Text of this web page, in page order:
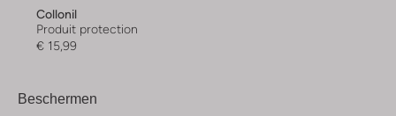
Collonil
Produit protection
€ 15,99
Beschermen